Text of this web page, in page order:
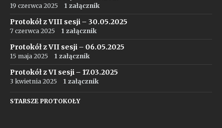
19 czerwca 2025 1 załącznik
Protokół z VIII sesji – 30.05.2025
7 czerwca 2025 1 załącznik
Protokół z VII sesji – 06.05.2025
15 maja 2025 1 załącznik
Protokół z VI sesji – 17.03.2025
3 kwietnia 2025 1 załącznik
STARSZE PROTOKOŁY